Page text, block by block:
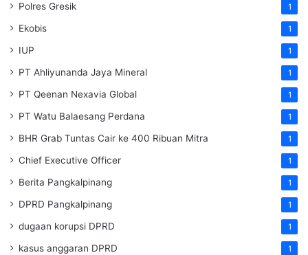
Polres Gresik 1
Ekobis 1
IUP 1
PT Ahliyunanda Jaya Mineral 1
PT Qeenan Nexavia Global 1
PT Watu Balaesang Perdana 1
BHR Grab Tuntas Cair ke 400 Ribuan Mitra 1
Chief Executive Officer 1
Berita Pangkalpinang 1
DPRD Pangkalpinang 1
dugaan korupsi DPRD 1
kasus anggaran DPRD 1